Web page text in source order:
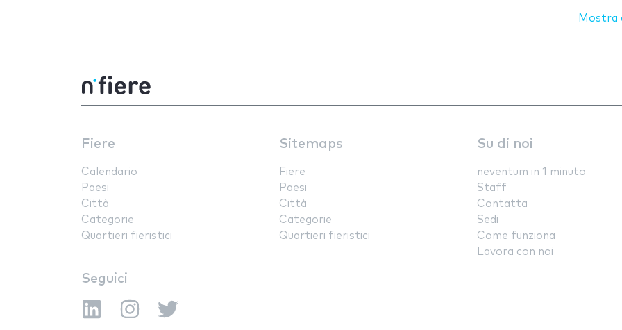
Mostra
Fiere
Calendario
Paesi
Città
Categorie
Quartieri fieristici
Sitemaps
Fiere
Paesi
Città
Categorie
Quartieri fieristici
Su di noi
neventum in 1 minuto
Staff
Contatta
Sedi
Come funziona
Lavora con noi
Seguici